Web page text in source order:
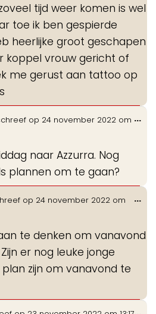
tijd weer komen is wel
toe ik ben gespierde
heerlijke groot geschapen
koppel vrouw gericht of
me gerust aan tattoo op
op 24 november 2022 om
naar Azzurra. Nog
plannen om te gaan?
...
op 24 november 2022 om
te denken om vanavond
er nog leuke jonge
zijn om vanavond te
...